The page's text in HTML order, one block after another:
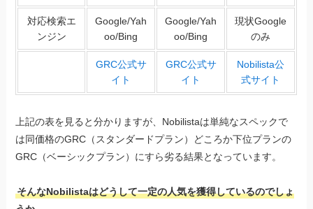
対応検索エ
ンジン
Google/Yah
oo/Bing
Google/Yah
oo/Bing
現状Google
のみ
GRC公式サ
イト
GRC公式サ
イト
Nobilista公
式サイト
上記の表を見ると分かりますが、Nobilistaは単純なスペックで
は同価格のGRC（スタンダードプラン）どころか下位プランの
GRC（ベーシックプラン）にすら劣る結果となっています。
そんなNobilistaはどうして一定の人気を獲得しているのでしょ